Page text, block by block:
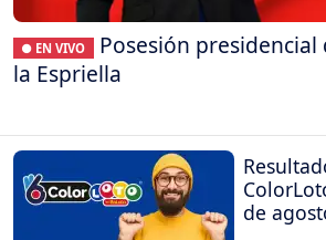
● EN VIVO
Posesión
la Espriella
de